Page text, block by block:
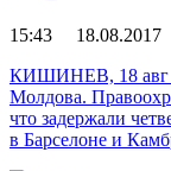
15:43 18.08.2017
КИШИНЕВ, 18 авг
Молдова.
что задержали
в Барселоне и